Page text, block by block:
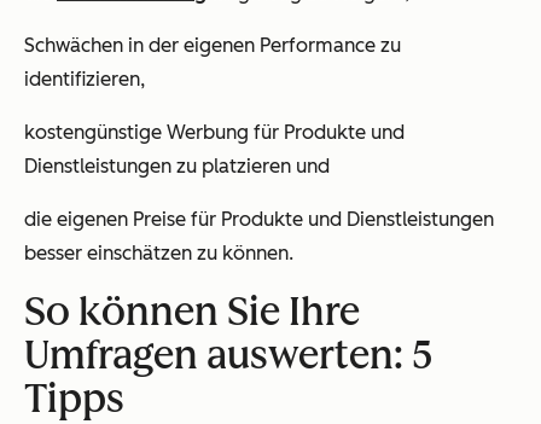
Schwächen in der eigenen Performance zu
identifizieren,
kostengünstige Werbung für Produkte und
Dienstleistungen zu platzieren und
die eigenen Preise für Produkte und Dienstleistungen
besser einschätzen zu können.
So können Sie Ihre
Umfragen auswerten: 5
Tipps